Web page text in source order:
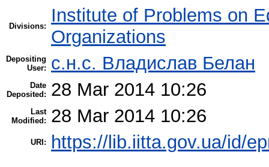
Divisions:
Institute of Problems on
Organizations
Depositing
User:
с.н.с. Владислав Белан
Date
Deposited:
28 Mar 2014 10:26
Last
Modified:
28 Mar 2014 10:26
URI: https://lib.iitta.gov.ua/id/